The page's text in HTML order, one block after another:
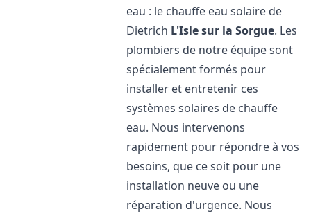
eau : le chauffe eau solaire de
Dietrich L'Isle sur la Sorgue. Les
plombiers de notre équipe sont
spécialement formés pour
installer et entretenir ces
systèmes solaires de chauffe
eau. Nous intervenons
rapidement pour répondre à vos
besoins, que ce soit pour une
installation neuve ou une
réparation d'urgence. Nous